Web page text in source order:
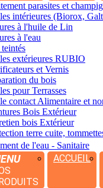
parasites et
intérieures (Biorox,
à l'huile de Lin
à l'eau
extérieures RUBIO
et Vernis
du bois
pour Terrasses
contact Alimentaire et
Bois Extérieur
bois Extérieur
terre cuite,
de l'eau - Sanitaire
ACCUEIL